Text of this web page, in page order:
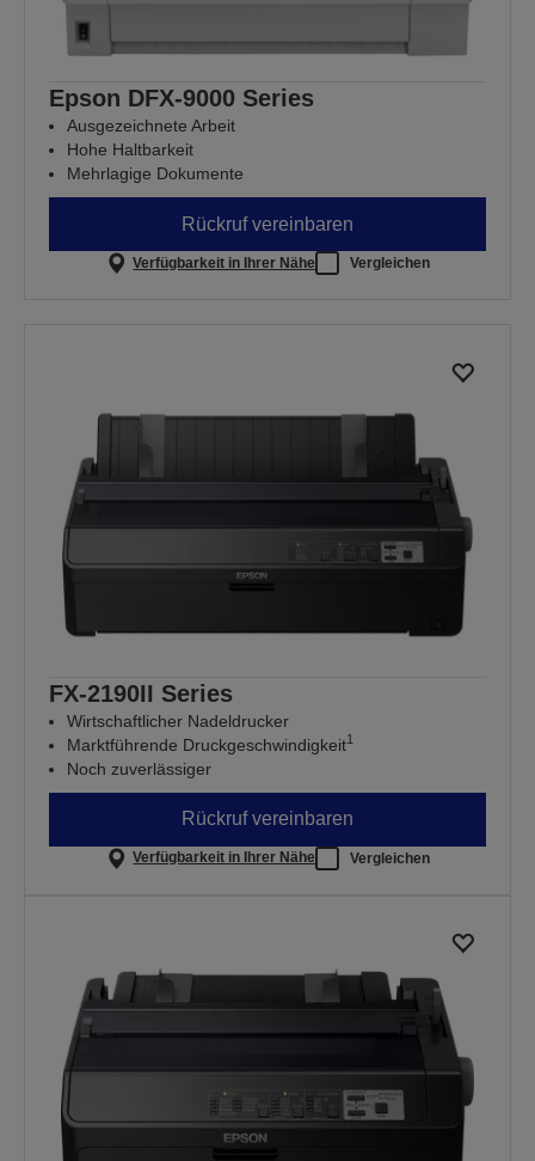
Epson DFX-9000 Series
Ausgezeichnete Arbeit
Hohe Haltbarkeit
Mehrlagige Dokumente
Rückruf vereinbaren
Verfügbarkeit in Ihrer Nähe Vergleichen
FX-2190II Series
Wirtschaftlicher Nadeldrucker
Marktführende Druckgeschwindigkeit1
Noch zuverlässiger
Rückruf vereinbaren
Verfügbarkeit in Ihrer Nähe Vergleichen